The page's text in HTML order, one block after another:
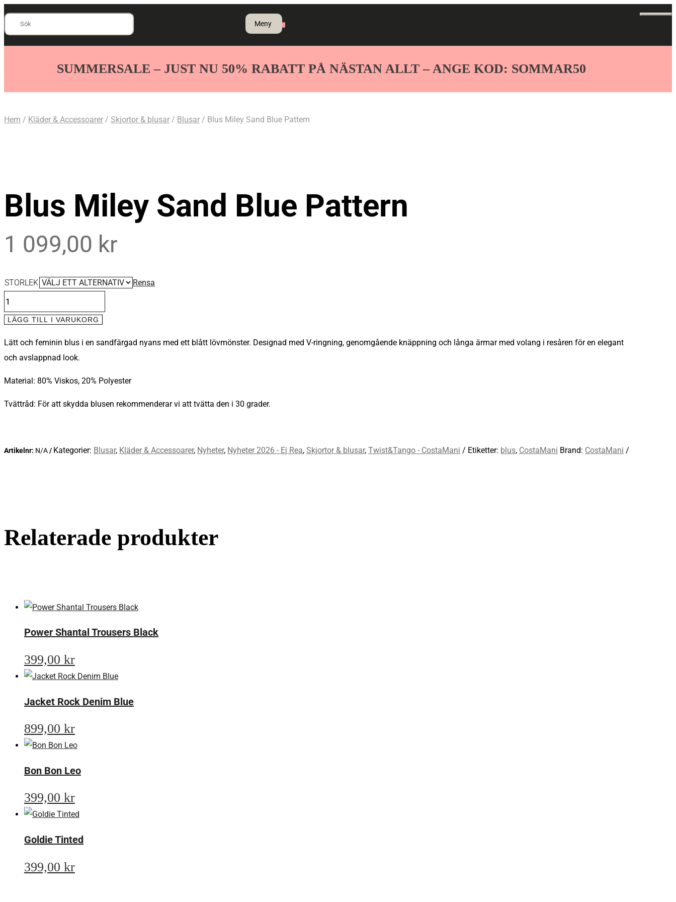
Sök
efter:
0
SUMMERSALE – JUST NU 50% RABATT PÅ NÄSTAN ALLT – ANGE KOD: SOMMAR50
Hem / Kläder & Accessoarer / Skjortor & blusar / Blusar / Blus Miley Sand Blue Pattern
Add to Wishlist
Blus Miley Sand Blue Pattern
1 099,00 kr
STORLEK
Rensa
BLUS
MILEY
BLUE
PATTERN
LÄGG TILL I VARUKORG
Lätt och feminin blus i en sandfärgad nyans med ett blått lövmönster. Designad med V-ringning, genomgående knäppning och långa ärmar med volang i resåren för en elegant
och avslappnad look.
Material: 80% Viskos, 20% Polyester
Tvättråd: För att skydda blusen rekommenderar vi att tvätta den i 30 grader.
Artikelnr: N/A Kategorier: Blusar, Kläder & Accessoarer, Nyheter, Nyheter 2026 - Ej Rea, Skjortor & blusar, Twist&Tango - CostaMani Etiketter: blus, CostaMani Brand: CostaMani
Relaterade produkter
Power Shantal Trousers Black
399,00 kr
Jacket Rock Denim Blue
899,00 kr
Bon Bon Leo
399,00 kr
Goldie Tinted
399,00 kr